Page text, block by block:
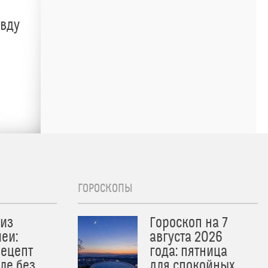
ГОРОСКОПЫ
Гороскоп на 7
августа 2026
года: пятница